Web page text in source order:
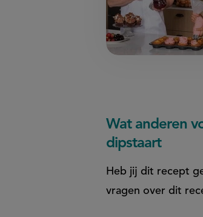
Wat anderen
dipstaart
Heb jij dit recept
vragen over dit